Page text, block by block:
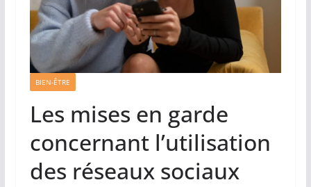
BIEN-ÊTRE
Les mises en garde
concernant l’utilisation
des réseaux sociaux